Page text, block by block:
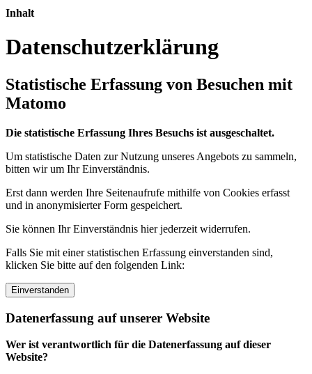
Inhalt
Datenschutzerklärung
Statistische Erfassung von Besuchen mit
Matomo
Die statistische Erfassung Ihres Besuchs ist ausgeschaltet.
Um statistische Daten zur Nutzung unseres Angebots zu sammeln,
bitten wir um Ihr Einverständnis.
Erst dann werden Ihre Seitenaufrufe mithilfe von Cookies erfasst
und in anonymisierter Form gespeichert.
Sie können Ihr Einverständnis hier jederzeit widerrufen.
Falls Sie mit einer statistischen Erfassung einverstanden sind,
klicken Sie bitte auf den folgenden Link:
Einverstanden
Datenerfassung auf unserer Website
Wer ist verantwortlich für die Datenerfassung auf dieser
Website?